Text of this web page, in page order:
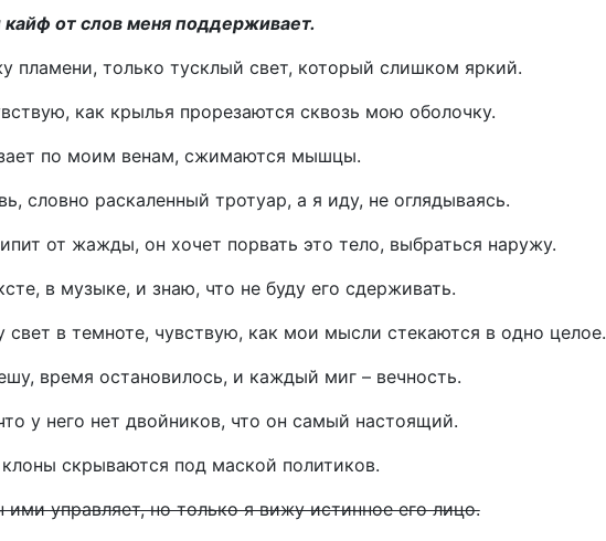
от слов меня поддерживает.
пламени, только тусклый свет, который слишком яркий.
как крылья прорезаются сквозь мою оболочку.
по моим венам, сжимаются мышцы.
словно раскаленный тротуар, а я иду, не оглядываясь.
от жажды, он хочет порвать это тело, выбраться наружу.
в музыке, и знаю, что не буду его сдерживать.
свет в темноте, чувствую, как мои мысли стекаются в одно целое.
время остановилось, и каждый миг – вечность.
у него нет двойников, что он самый настоящий.
скрываются под маской политиков.
ими управляет, но только я вижу истинное его лицо.